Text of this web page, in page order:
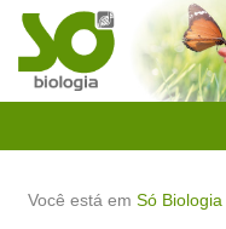
Você está emSó Biologia